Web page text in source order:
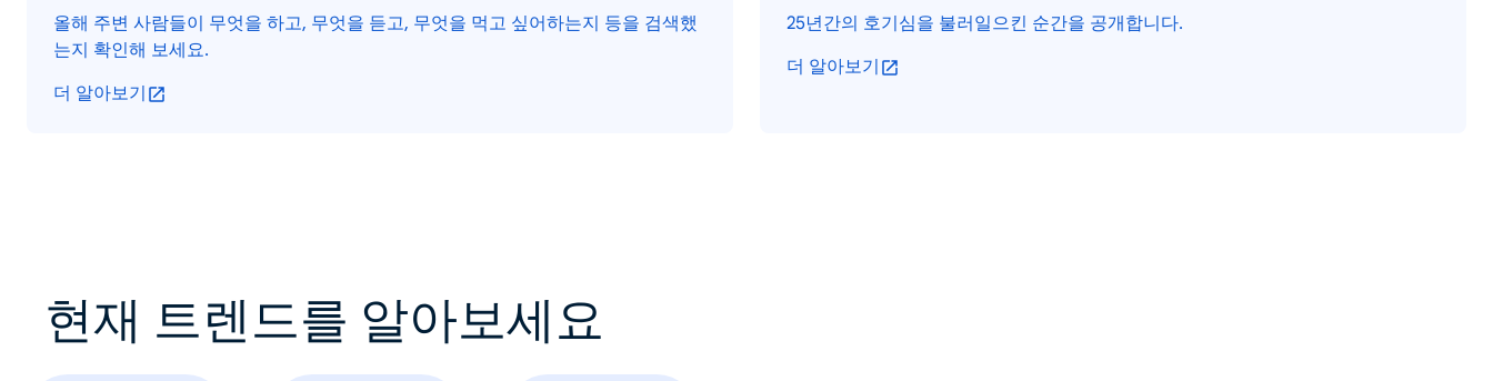
올해 주변 사람들이 무엇을 하고, 무엇을 듣고, 무엇을 먹고 싶어하는지 등을 검색했
는지 확인해 보세요.
더 알아보기
25년간의 호기심을 불러일으킨 순간을 공개합니다.
더 알아보기
현재 트렌드를 알아보세요